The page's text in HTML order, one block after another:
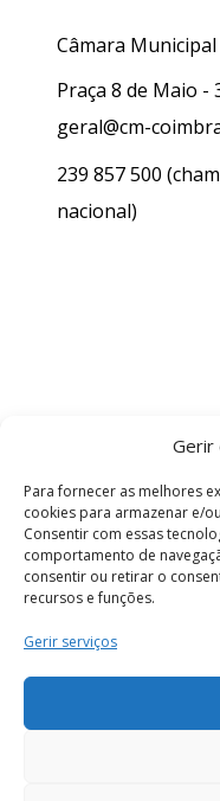
Gerir
Para fornecer as melhores
cookies para armazenar e/
Consentir com essas
comportamento de
consentir ou retirar o
recursos e funções.
Gerir serviços
Câmara
Praça 8 de Maio -
geral@cm-
239 857 500
nacional)
Termos e
os direitos